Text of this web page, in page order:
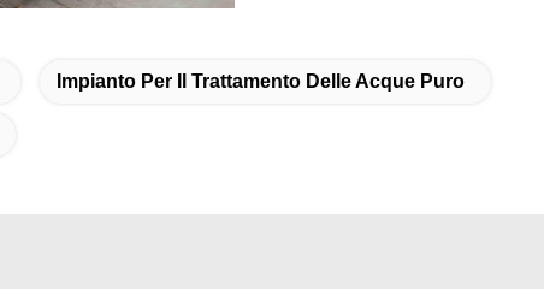
Impianto Per Il Trattamento Delle Acque Puro